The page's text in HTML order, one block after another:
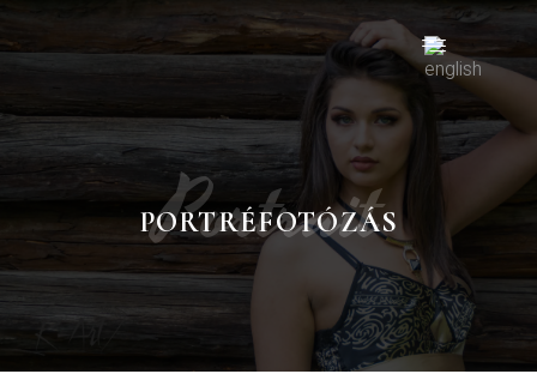
PORTRÉFOTÓZÁS
Portrait